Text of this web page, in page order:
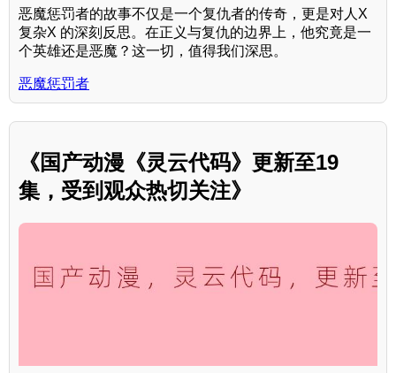
恶魔惩罚者的故事不仅是一个复仇者的传奇，更是对人X
复杂X 的深刻反思。在正义与复仇的边界上，他究竟是一
个英雄还是恶魔？这一切，值得我们深思。
恶魔惩罚者
《国产动漫《灵云代码》更新至19
集，受到观众热切关注》